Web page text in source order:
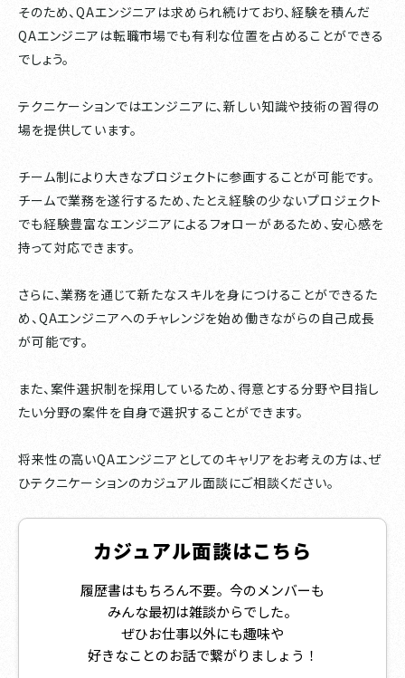
そのため、QAエンジニアは求められ続けており、経験を積んだ
QAエンジニアは転職市場でも有利な位置を占めることができる
でしょう。
テクニケーションではエンジニアに、新しい知識や技術の習得の
場を提供しています。
チーム制により大きなプロジェクトに参画することが可能です。
チームで業務を遂行するため、たとえ経験の少ないプロジェクト
でも経験豊富なエンジニアによるフォローがあるため、安心感を
持って対応できます。
さらに、業務を通じて新たなスキルを身につけることができるた
め、QAエンジニアへのチャレンジを始め働きながらの自己成長
が可能です。
また、案件選択制を採用しているため、得意とする分野や目指し
たい分野の案件を自身で選択することができます。
将来性の高いQAエンジニアとしてのキャリアをお考えの方は、ぜ
ひテクニケーションのカジュアル面談にご相談ください。
カジュアル面談はこちら
履歴書はもちろん不要。今のメンバーも
みんな最初は雑談からでした。
ぜひお仕事以外にも趣味や
好きなことのお話で繋がりましょう！